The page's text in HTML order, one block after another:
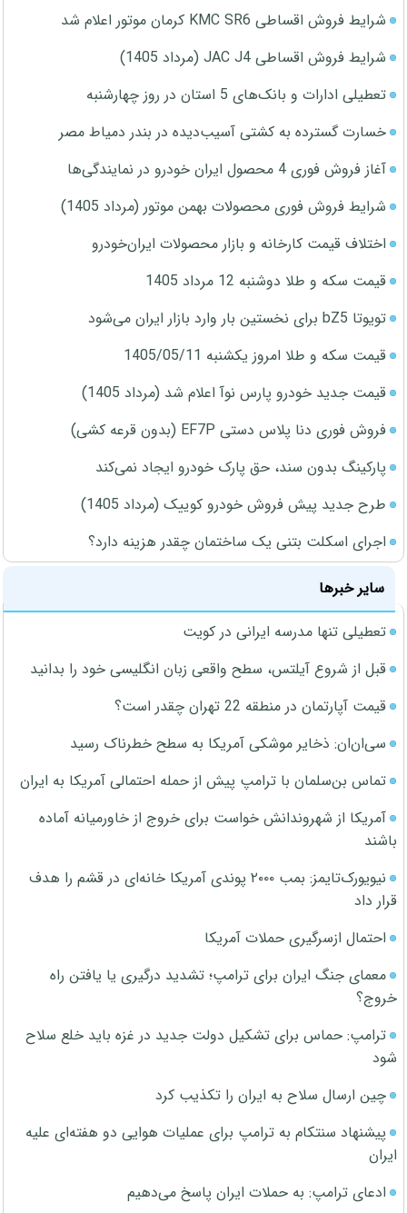
شرایط فروش اقساطی KMC SR6 کرمان موتور اعلام شد
شرایط فروش اقساطی JAC J4 (مرداد 1405)
تعطیلی ادارات و بانک‌های 5 استان در روز چهارشنبه
خسارت گسترده به کشتی آسیب‌دیده در بندر دمیاط مصر
آغاز فروش فوری 4 محصول ایران خودرو در نمایندگی‌ها
شرایط فروش فوری محصولات بهمن موتور (مرداد 1405)
اختلاف قیمت کارخانه و بازار محصولات ایران‌خودرو
قیمت سکه و طلا دوشنبه 12 مرداد 1405
تویوتا bZ5 برای نخستین بار وارد بازار ایران می‌شود
قیمت سکه و طلا امروز یکشنبه 1405/05/11
قیمت جدید خودرو پارس نوآ اعلام شد (مرداد 1405)
فروش فوری دنا پلاس دستی EF7P (بدون قرعه کشی)
پارکینگ بدون سند، حق پارک خودرو ایجاد نمی‌کند
طرح جدید پیش فروش خودرو کوییک (مرداد 1405)
اجرای اسکلت بتنی یک ساختمان چقدر هزینه دارد؟
سایر خبرها
تعطیلی تنها مدرسه ایرانی در کویت
قبل از شروع آیلتس، سطح واقعی زبان انگلیسی خود را بدانید
قیمت آپارتمان در منطقه 22 تهران چقدر است؟
سی‌ان‌ان: ذخایر موشکی آمریکا به سطح خطرناک رسید
تماس بن‌سلمان با ترامپ پیش از حمله احتمالی آمریکا به ایران
آمریکا از شهروندانش خواست برای خروج از خاورمیانه آماده
باشند
نیویورک‌تایمز: بمب ۲۰۰۰ پوندی آمریکا خانه‌ای در قشم را هدف
قرار داد
احتمال ازسرگیری حملات آمریکا
معمای جنگ ایران برای ترامپ؛ تشدید درگیری یا یافتن راه
خروج؟
ترامپ: حماس برای تشکیل دولت جدید در غزه باید خلع سلاح
شود
چین ارسال سلاح به ایران را تکذیب کرد
پیشنهاد سنتکام به ترامپ برای عملیات هوایی دو هفته‌ای علیه
ایران
ادعای ترامپ: به حملات ایران پاسخ می‌دهیم